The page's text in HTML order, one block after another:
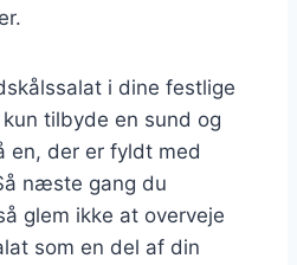
i dine festlige
tilbyde en sund og
en, der er fyldt med
næste gang du
glem ikke at overveje
som en del af din